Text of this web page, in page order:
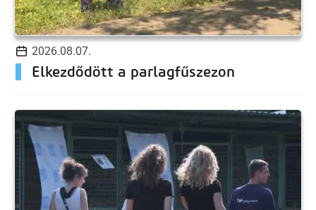
2026.08.07.
Elkezdődött a parlagfűszezon